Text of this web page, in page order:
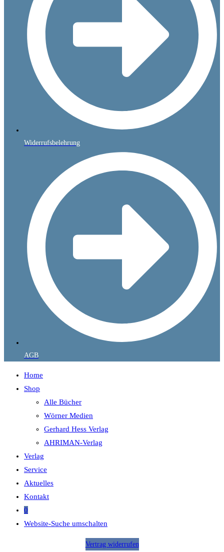
Widerrufsbelehrung
AGB
Home
Shop
Alle Bücher
Wörner Medien
Gerhard Hess Verlag
AHRIMAN-Verlag
Verlag
Service
Aktuelles
Kontakt
0
Website-Suche umschalten
Vertrag widerrufen